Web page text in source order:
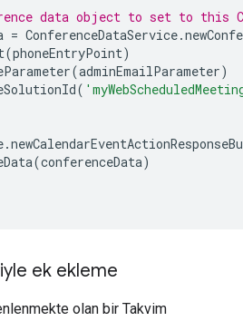
data object to set to this
= ConferenceDataService.
(phoneEntryPoint)
(adminEmailParameter)
(
.
(conferenceData)
ek ekleme
olan bir Takvim